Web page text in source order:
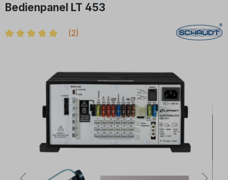
Bedienpanel LT 453
(2)
Bildergalerie überspringen